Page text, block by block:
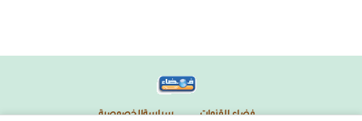
فضاء القنوات سياسةالخصوصية